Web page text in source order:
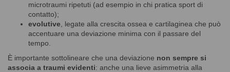
microtraumi ripetuti (ad esempio in chi pratica sport di
contatto);
evolutive , legate alla crescita ossea e cartilaginea che può
accentuare una deviazione minima con il passare del
tempo.
È importante sottolineare che una deviazione non sempre si
associa a traumi evidenti: anche una lieve asimmetria alla